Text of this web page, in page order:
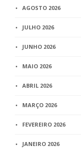
AGOSTO 2026
JULHO 2026
JUNHO 2026
MAIO 2026
ABRIL 2026
MARÇO 2026
FEVEREIRO 2026
JANEIRO 2026